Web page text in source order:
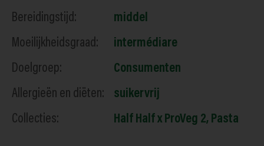
Bereidingstijd:
middel
Moeilijkheidsgraad:
intermédiare
Doelgroep:
Consumenten
Allergieën en diëten:
suikervrij
Collecties:
Half Half x ProVeg 2, Pasta